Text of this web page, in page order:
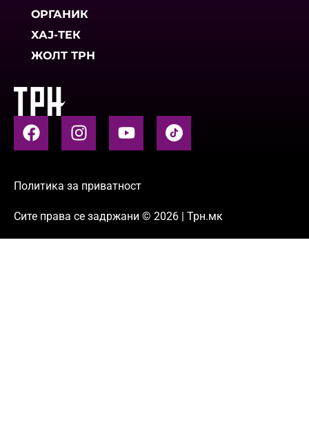
ОРГАНИК
ХАЈ-ТЕК
ЖОЛТ ТРН
Политика за приватност
Сите права се задржани © 2026 | Трн.мк